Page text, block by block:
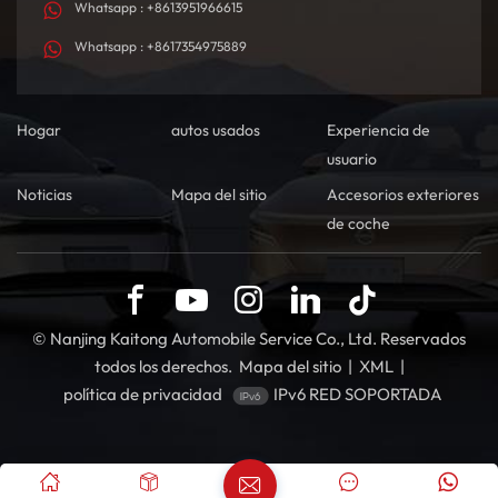
integral, garantizando un proceso de compra fluido y confiable para
nuestros clientes.Actúa ahoraEl Deepal S05 no es solo un auto: es una
sostenibilidad y el placer de conducir. Contáctanos hoy mismo para
obtener la mejor cotización y convertir el Deepal S05 en tu próximo
Whatsapp : +8613951966615
Whatsapp : +8617354975889
Hogar autos usados
Experiencia de
usuario
Noticias
Mapa del sitio
Accesorios exteriores
de coche
© Nanjing Kaitong Automobile Service Co., Ltd. Reservados
todos los derechos. Mapa del sitio | XML |
política de privacidad
IPv6 RED SOPORTADA